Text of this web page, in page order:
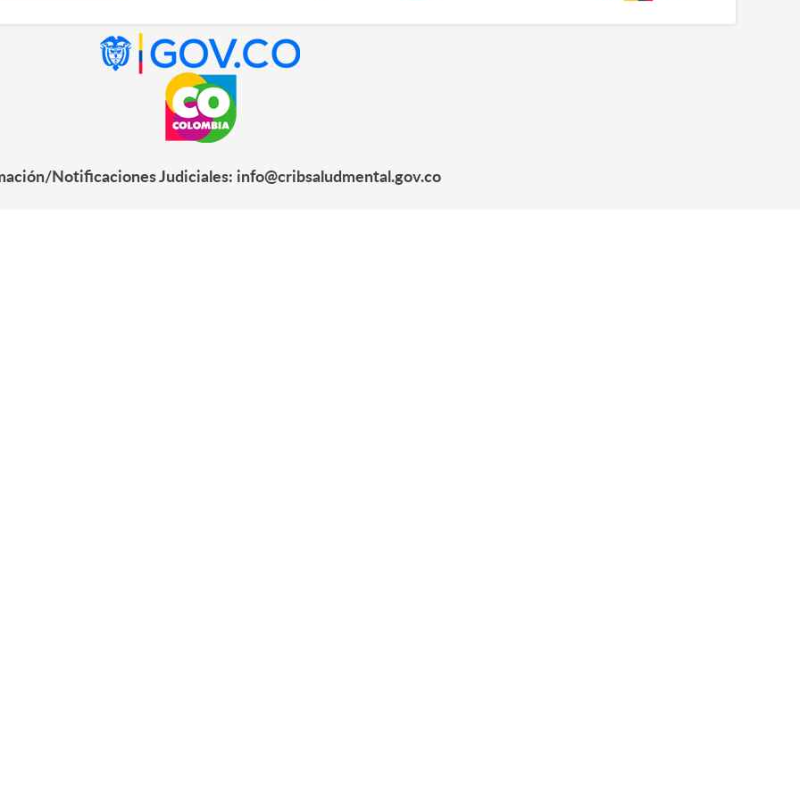
Notificaciones Judiciales: info@cribsaludmental.gov.co